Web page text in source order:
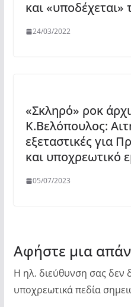
και «υποδέχεται»
24/03/2022
«Σκληρό» ροκ
Κ.Βελόπουλος:
εξεταστικές για
και υποχρεωτικό
05/07/2023
Αφήστε μια
Η ηλ. διεύθυνση σας δεν
υποχρεωτικά πεδία